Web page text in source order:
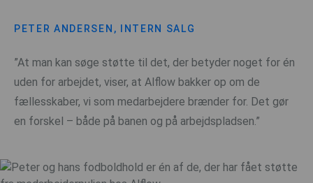
PETER ANDERSEN, INTERN SALG
”At man kan søge støtte til det, der betyder noget for én
uden for arbejdet, viser, at Alflow bakker op om de
fællesskaber, vi som medarbejdere brænder for. Det gør
en forskel – både på banen og på arbejdspladsen.”